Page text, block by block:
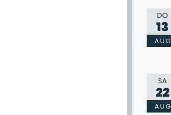
DO
13
AUG
SA
22
AUG